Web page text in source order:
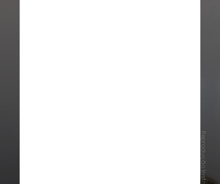
Reprodução Instagram